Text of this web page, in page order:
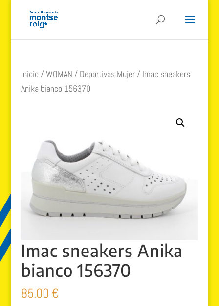
Inicio /WOMAN / Deportivas Mujer/ Imac sneakers
Anika bianco 156370
Imac sneakers Anika
bianco 156370
85.00 €